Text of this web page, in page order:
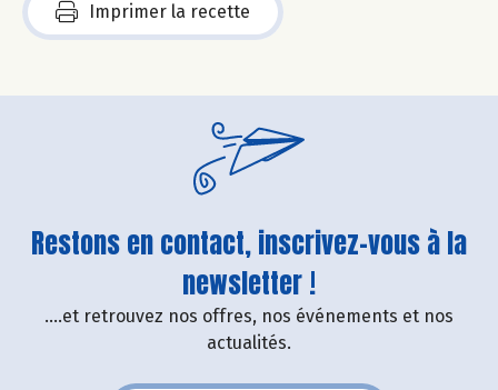
Imprimer la recette
Restons en contact, inscrivez-vous à la
newsletter !
....et retrouvez nos offres, nos événements et nos
actualités.